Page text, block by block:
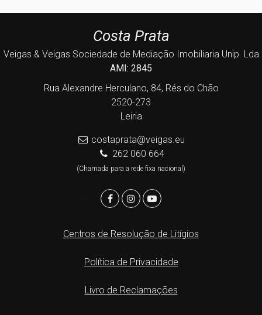
Costa Prata
Veigas & Veigas Sociedade de Mediação Imobiliaria Unip. Lda
AMI: 2845
Rua Alexandre Herculano, 84, Rés do Chão
2520-273
Leiria
costaprata@veigas.eu
262 060 664
(Chamada para a rede fixa nacional)
Centros de Resolução de Litígios
Política de Privacidade
Livro de Reclamações